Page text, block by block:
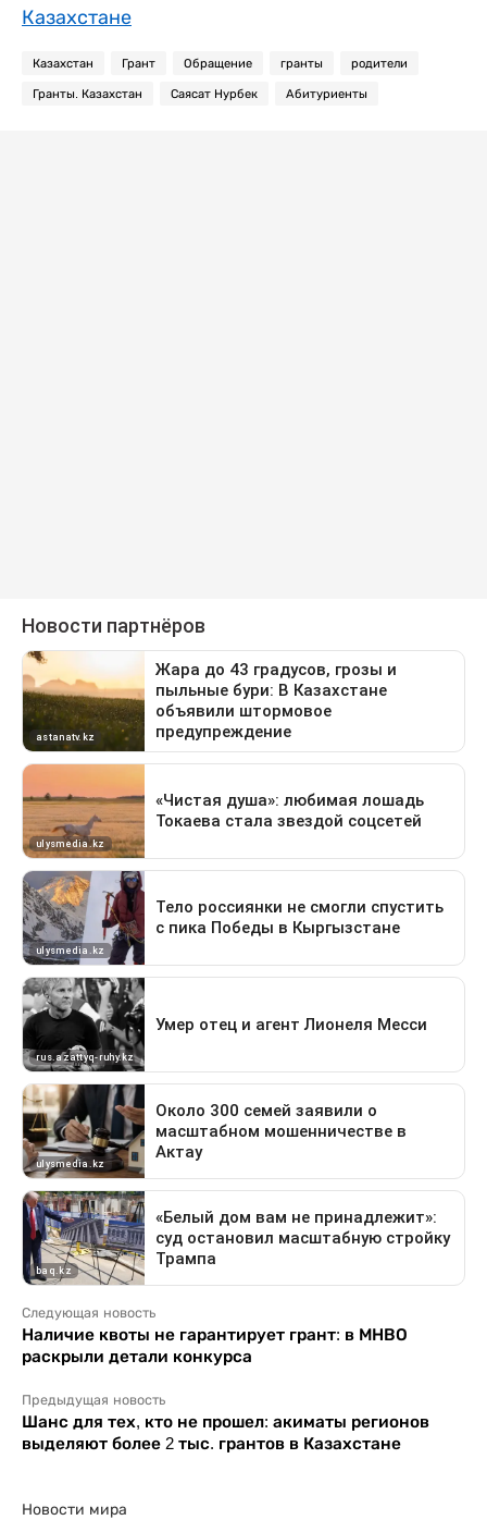
Казахстане
Казахстан Грант Обращение гранты родители
Гранты. Казахстан Саясат Нурбек Абитуриенты
Следующая новость
Наличие квоты не гарантирует грант: в МНВО
раскрыли детали конкурса
Предыдущая новость
Шанс для тех, кто не прошел: акиматы регионов
выделяют более 2 тыс. грантов в Казахстане
Новости мира